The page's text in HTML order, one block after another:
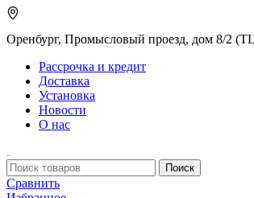
Оренбург, Промысловый проезд, дом 8/2
Рассрочка и кредит
Доставка
Установка
Новости
О нас
Поиск
Сравнить